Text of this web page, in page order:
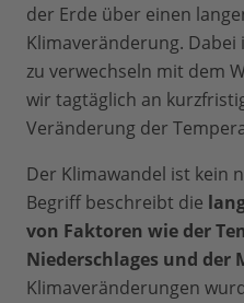
der Erde über einen
Klimaveränderung. Dabei
zu verwechseln mit dem
wir tagtäglich an
Veränderung der
Der Klimawandel ist kein
Begriff beschreibt die
von Faktoren wie der
Niederschlages und der
Klimaveränderungen